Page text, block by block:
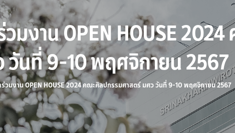
มงาน OPEN HOUSE
นที่ 9-10 พฤศจิกายน 2567
วมงาน OPEN HOUSE 2024 คณะศิลปกรรมศาสตร์ มศว วันที่ 9-10 พฤศจิกายน 2567